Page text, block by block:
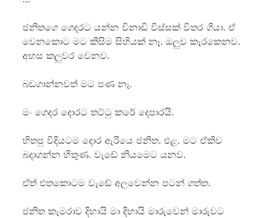
ජනිතගෙ ගෙදරට යන්න විනාඩි විස්සක් විතර ගියා. ඒ
වෙනකොට මට කිසිම සිහියක් නෑ. ඔලුව කැරකෙනව.
අහස කලුවර වෙනව.
බඩගාන්නවත් මට පණ නෑ.
මං ගෙදර දොරට තට්ටු කරේ දෙපාරයි.
හිතපු විදියටම දොර ඇරියෙ ජනිත. එළ. මට ඒකිව
බදාගන්න හිතුණ. වැඩේ නියමෙට යනව.
ඒත් එතකොටම වැඩේ අලවෙන්න පටන් ගත්ත.
ජනිත කැමරාව දිහායි මා දිහායි මාරුවෙන් මාරුවට